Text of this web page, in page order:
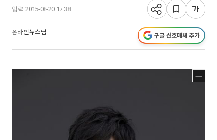
입력 2015-08-20 17:38
온라인뉴스팀 구글 선호매체 추가